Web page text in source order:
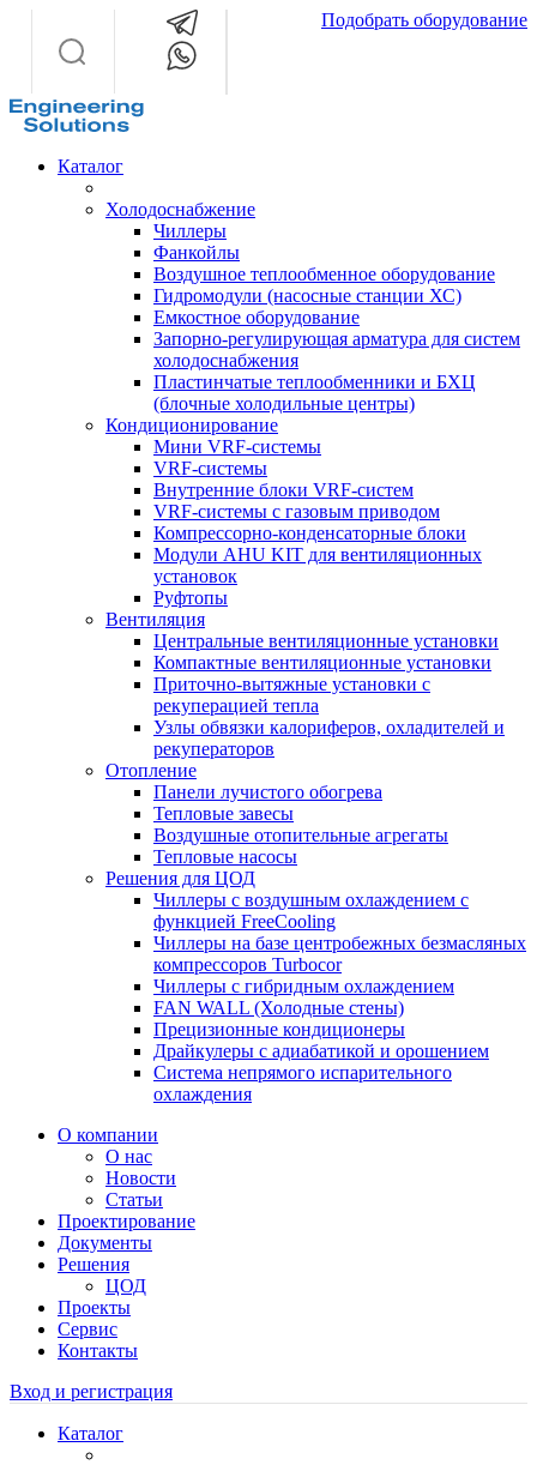
Подобрать оборудование
Каталог
Холодоснабжение
Чиллеры
Фанкойлы
Воздушное теплообменное оборудование
Гидромодули (насосные станции ХС)
Емкостное оборудование
Запорно-регулирующая арматура для систем
холодоснабжения
Пластинчатые теплообменники и БХЦ
(блочные холодильные центры)
Кондиционирование
Мини VRF-системы
VRF-системы
Внутренние блоки VRF-систем
VRF-системы с газовым приводом
Компрессорно-конденсаторные блоки
Модули AHU KIT для вентиляционных
установок
Руфтопы
Вентиляция
Центральные вентиляционные установки
Компактные вентиляционные установки
Приточно-вытяжные установки с
рекуперацией тепла
Узлы обвязки калориферов, охладителей и
рекуператоров
Отопление
Панели лучистого обогрева
Тепловые завесы
Воздушные отопительные агрегаты
Тепловые насосы
Решения для ЦОД
Чиллеры с воздушным охлаждением с
функцией FreeCooling
Чиллеры на базе центробежных безмасляных
компрессоров Turbocor
Чиллеры с гибридным охлаждением
FAN WALL (Холодные стены)
Прецизионные кондиционеры
Драйкулеры с адиабатикой и орошением
Система непрямого испарительного
охлаждения
О компании
О нас
Новости
Статьи
Проектирование
Документы
Решения
ЦОД
Проекты
Сервис
Контакты
Вход и регистрация
Каталог